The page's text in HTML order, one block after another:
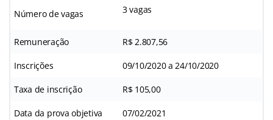
Número de vagas 3 vagas
Remuneração R$ 2.807,56
Inscrições 09/10/2020 a 24/10/2020
Taxa de inscrição R$ 105,00
Data da prova objetiva 07/02/2021